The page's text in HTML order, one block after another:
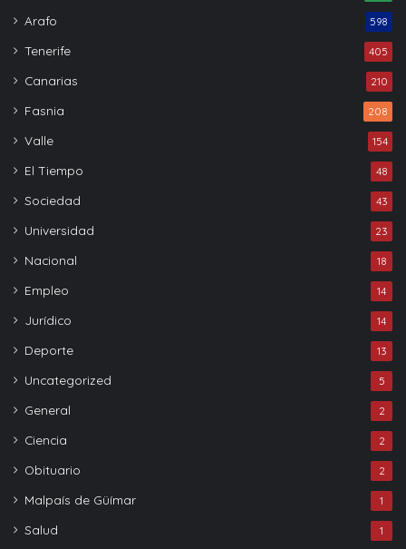
Arafo 598
Tenerife 405
Canarias 210
Fasnia 208
Valle 154
El Tiempo 48
Sociedad 43
Universidad 23
Nacional 18
Empleo 14
Jurídico 14
Deporte 13
Uncategorized 5
General 2
Ciencia 2
Obituario 2
Malpaís de Güímar 1
Salud 1